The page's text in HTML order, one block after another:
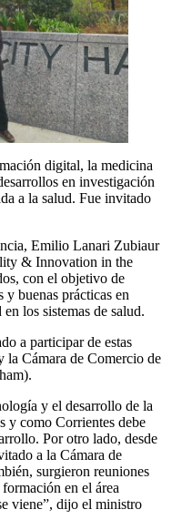
digital, la medicina
en investigación
a la salud. Fue invitado
Emilio Lanari Zubiaur
& Innovation in the
con el objetivo de
buenas prácticas en
los sistemas de salud.
a participar de estas
la Cámara de Comercio de
y el desarrollo de la
y como Corrientes debe
Por otro lado, desde
a la Cámara de
surgieron reuniones
en el área
viene”, dijo el ministro